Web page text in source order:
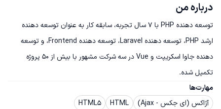
درباره من
توسعه دهنده PHP با 7 سال تجربه، سابقه کار به عنوان توسعه دهنده
ارشد PHP، توسعه دهنده Laravel، توسعه دهنده Frontend، و توسعه
دهنده جاوا اسکریپت و Vue در سه شرکت مشهور با بیش از 50 پروژه
تکمیل شده.
مهارت‌ها
آژاکس (ای جکس - Ajax)
HTML
HTML5